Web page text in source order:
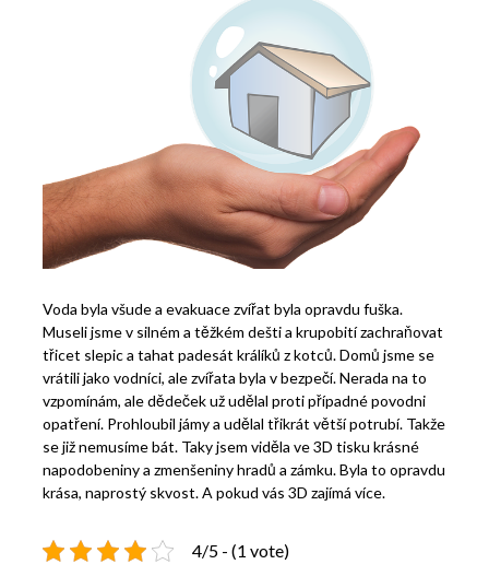
Voda byla všude a evakuace zvířat byla opravdu fuška.
Museli jsme v silném a těžkém dešti a krupobití zachraňovat
třicet slepic a tahat padesát králíků z kotců. Domů jsme se
vrátili jako vodníci, ale zvířata byla v bezpečí. Nerada na to
vzpomínám, ale dědeček už udělal proti případné povodni
opatření. Prohloubil jámy a udělal třikrát větší potrubí. Takže
se již nemusíme bát. Taky jsem viděla ve 3D tisku krásné
napodobeniny a zmenšeniny hradů a zámku. Byla to opravdu
krása, naprostý skvost. A pokud vás 3D zajímá více.
4/5 - (1 vote)